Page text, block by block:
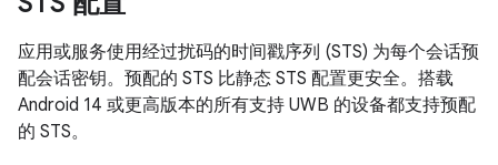
应用或服务使用经过扰码的时间戳序列 (STS) 为每个会话预
配会话密钥。预配的 STS 比静态 STS 配置更安全。搭载
Android 14 或更高版本的所有支持 UWB 的设备都支持预配
的 STS。